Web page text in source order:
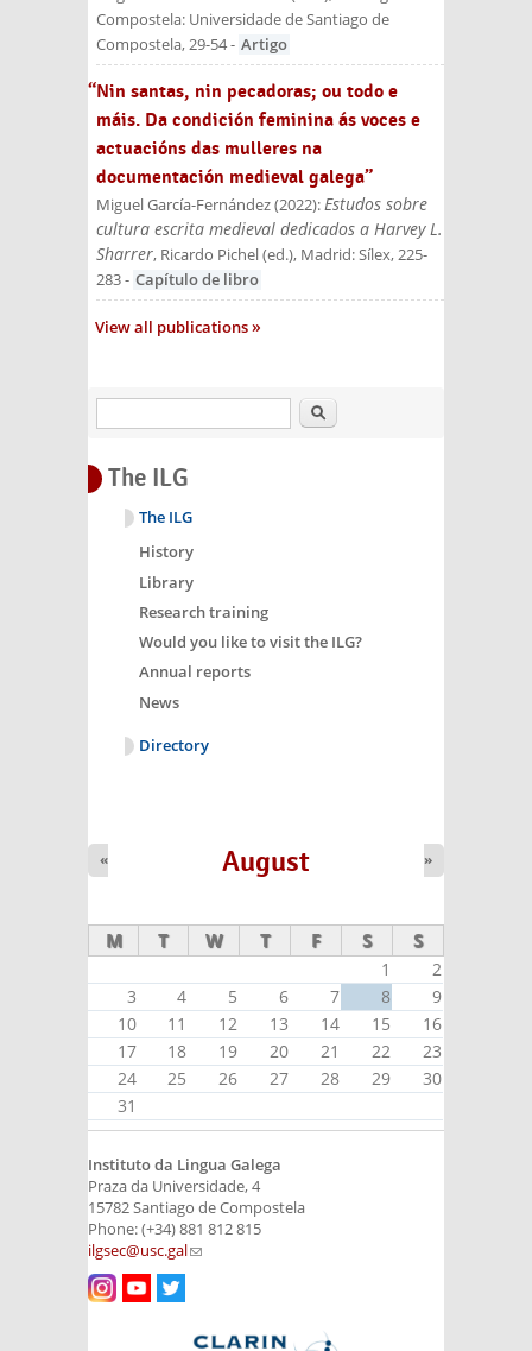
Compostela: Universidade de Santiago de
Compostela, 29-54- Artigo
“Nin santas, nin pecadoras; ou todo e
máis. Da condición feminina ás voces e
actuacións das mulleres na
documentación medieval galega”
Miguel García-Fernández(2022):Estudos sobre
cultura escrita medieval dedicados a Harvey L.
Sharrer, Ricardo Pichel (ed.), Madrid: Sílex, 225-
283- Capítulo de libro
View all publications
Search
The ILG
The ILG
History
Library
Research training
Would you like to visit the ILG?
Annual reports
News
Directory
August
« »
M T W T F S S
1
2
3
4 5 6 7 8
9
10
11 12 13 14 15
16
17
18 19 20 21 22
23
24
25 26 27 28 29
30
31
Instituto da Lingua Galega
Praza da Universidade, 4
15782 Santiago de Compostela
Phone: (+34) 881 812 815
ilgsec@usc.gal(link sends e-mail)